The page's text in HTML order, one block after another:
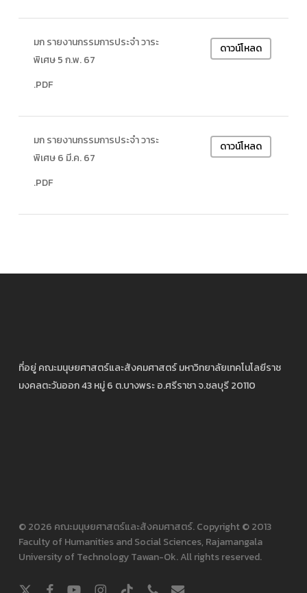
มก รายงานกรรมการประจำ วาระ
พิเศษ 5 ก.พ. 67
.PDF
ดาวน์โหลด
มก รายงานกรรมการประจำ วาระ
พิเศษ 6 มี.ค. 67
.PDF
ดาวน์โหลด
ที่อยู่ คณะมนุษยศาสตร์และสังคมศาสตร์ มหาวิทยาลัยเทคโนโลยีราช
มงคลตะวันออก 43 หมู่ 6 ต.บางพระ อ.ศรีราชา จ.ชลบุรี 20110
© 2026 คณะมนุษยศาสตร์และสังคมศาสตร์. Copyright © 2013
Faculty of Humanities and Social Sciences, Rajamangala
University of Technology Tawan-Ok. All rights reserved.
x- facebookyoutubeinstagram
tiktok phoneemail